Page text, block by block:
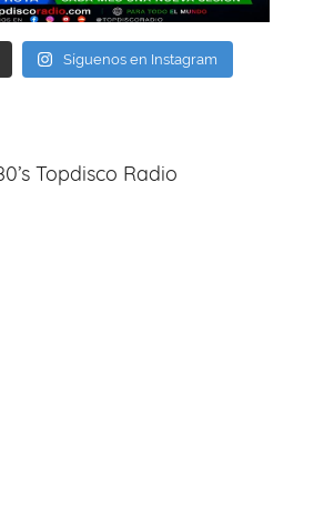
Síguenos en Instagram
Topdisco Radio